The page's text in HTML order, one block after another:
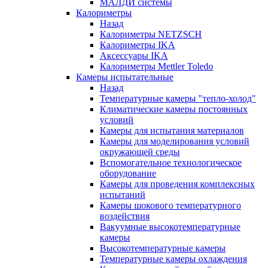
Калориметры
Назад
Калориметры NETZSCH
Калориметры IKA
Аксессуары IKA
Калориметры Mettler Toledo
Камеры испытательные
Назад
Температурные камеры "тепло-холод"
Климатические камеры постоянных
условий
Камеры для испытания материалов
Камеры для моделирования условий
окружающей среды
Вспомогательное технологическое
оборудование
Камеры для проведения комплексных
испытаний
Камеры шокового температурного
воздействия
Вакуумные высокотемпературные
камеры
Высокотемпературные камеры
Температурные камеры охлаждения